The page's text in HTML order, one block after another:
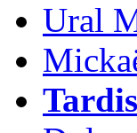
Ural
Tardis